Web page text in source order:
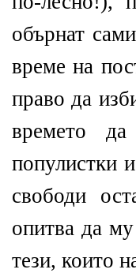
обърнат
време на
право да
времето
популистки
свободи
опитва да
тези, които